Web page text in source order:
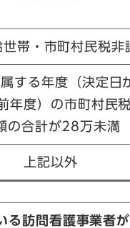
帯・市町村民税非
する年度（決定日
年度）の市町村民
の合計が28万未満
上記以外
訪問看護事業者